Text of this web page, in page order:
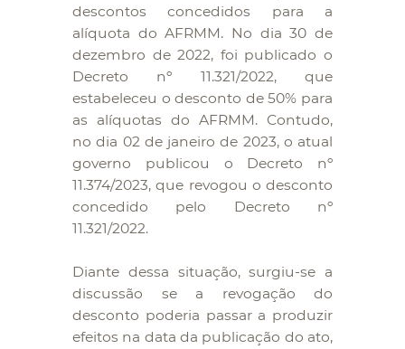
descontos concedidos para a
alíquota do AFRMM. No dia 30 de
dezembro de 2022, foi publicado o
Decreto nº 11.321/2022, que
estabeleceu o desconto de 50% para
as alíquotas do AFRMM. Contudo,
no dia 02 de janeiro de 2023, o atual
governo publicou o Decreto nº
11.374/2023, que revogou o desconto
concedido pelo Decreto nº
11.321/2022.
Diante dessa situação, surgiu-se a
discussão se a revogação do
desconto poderia passar a produzir
efeitos na data da publicação do ato,